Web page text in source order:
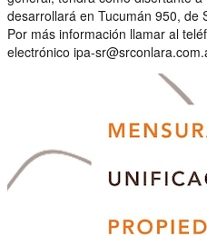
desarrollará en Tucumán 950, de
Por más información llamar al
electrónico ipa-